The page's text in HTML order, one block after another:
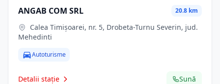
ANGAB COM SRL 20.8 km
Mehedinti
Autoturisme
Detalii stație Sună